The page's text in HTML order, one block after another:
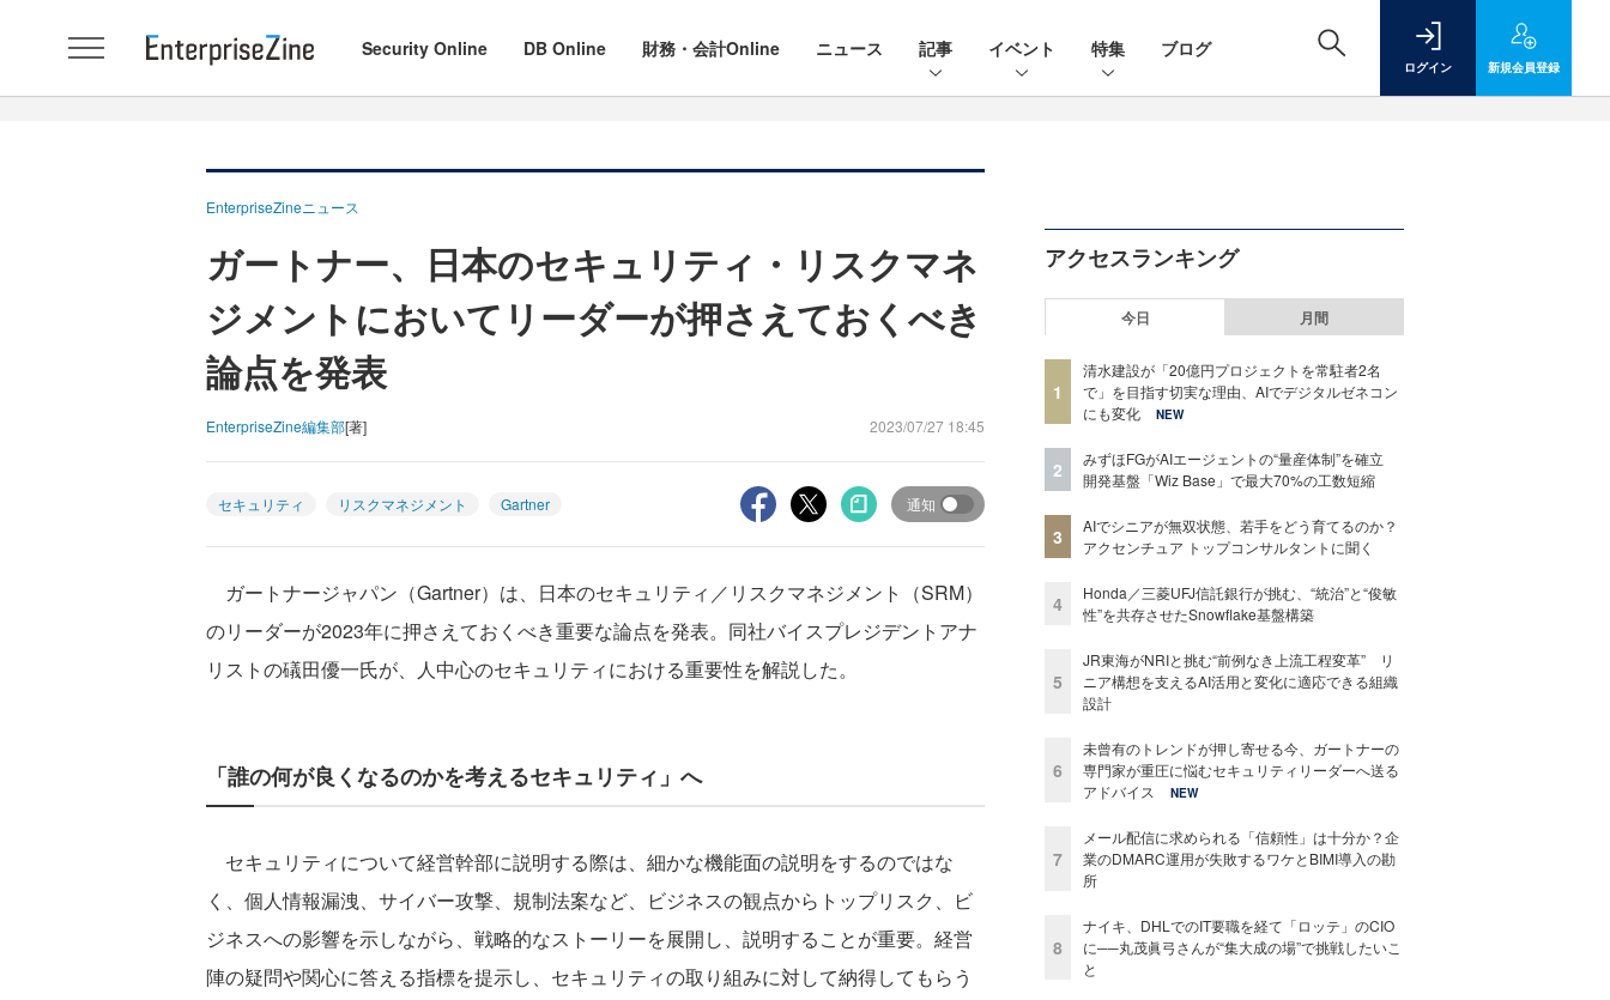
Security Online DB Online 財務・会計Online ニュース 記事 イベント 特集 ブログ
ログイン 新規会員登録
EnterpriseZineニュース
ガートナー、日本のセキュリティ・リスクマネ
ジメントにおいてリーダーが押さえておくべき
論点を発表
EnterpriseZine編集部[著] 2023/07/27 18:45
セキュリティ リスクマネジメント Gartner 通知
ガートナージャパン（Gartner）は、日本のセキュリティ／リスクマネジメント（SRM）
のリーダーが2023年に押さえておくべき重要な論点を発表。同社バイスプレジデントアナ
リストの礒田優一氏が、人中心のセキュリティにおける重要性を解説した。
「誰の何が良くなるのかを考えるセキュリティ」へ
セキュリティについて経営幹部に説明する際は、細かな機能面の説明をするのではな
く、個人情報漏洩、サイバー攻撃、規制法案など、ビジネスの観点からトップリスク、ビ
ジネスへの影響を示しながら、戦略的なストーリーを展開し、説明することが重要。経営
陣の疑問や関心に答える指標を提示し、セキュリティの取り組みに対して納得してもらう
アクセスランキング
今日 月間
1
清水建設が「20億円プロジェクトを常駐者2名
で」を目指す切実な理由、AIでデジタルゼネコン
にも変化
NEW
2
みずほFGがAIエージェントの“量産体制”を確立
開発基盤「Wiz Base」で最大70%の工数短縮
3
AIでシニアが無双状態、若手をどう育てるのか？
アクセンチュア トップコンサルタントに聞く
4
Honda／三菱UFJ信託銀行が挑む、“統治”と“俊敏
性”を共存させたSnowflake基盤構築
5
JR東海がNRIと挑む“前例なき上流工程変革” リ
ニア構想を支えるAI活用と変化に適応できる組織
設計
6
未曾有のトレンドが押し寄せる今、ガートナーの
専門家が重圧に悩むセキュリティリーダーへ送る
アドバイス
NEW
7
メール配信に求められる「信頼性」は十分か？企
業のDMARC運用が失敗するワケとBIMI導入の勘
所
8
ナイキ、DHLでのIT要職を経て「ロッテ」のCIO
に──丸茂眞弓さんが“集大成の場”で挑戦したいこ
と